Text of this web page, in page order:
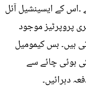
۔اس کے ایسینشیل آئل
پروپرٹیز موجود
ہیں۔ بس کیمومیل
ہوئی چائے سے
دہرائیں۔